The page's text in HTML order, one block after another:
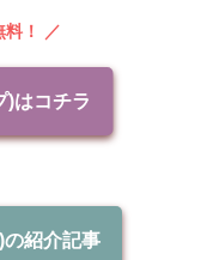
料！ ／
)はコチラ
紹介記事